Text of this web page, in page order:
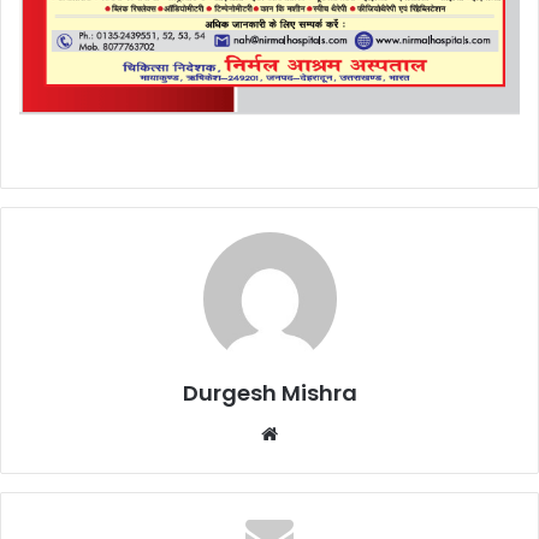
Durgesh Mishra
Website